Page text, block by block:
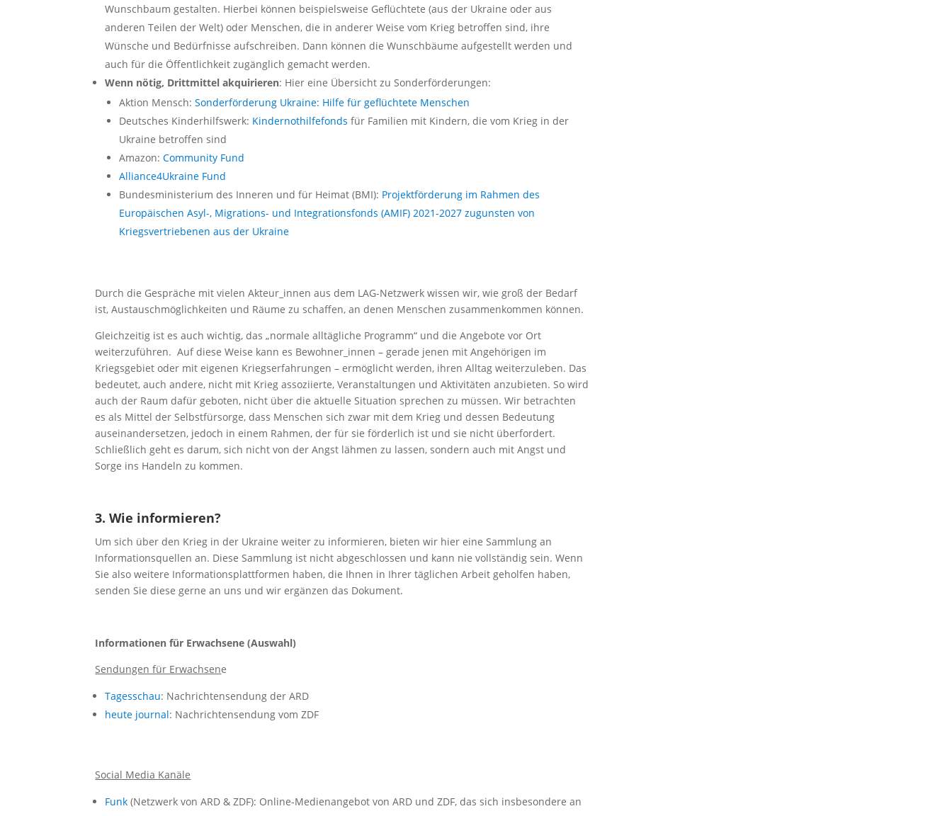
Wunschbaum gestalten. Hierbei können beispielsweise Geflüchtete (aus der Ukraine oder aus
anderen Teilen der Welt) oder Menschen, die in anderer Weise vom Krieg betroffen sind, ihre
Wünsche und Bedürfnisse aufschreiben. Dann können die Wunschbäume aufgestellt werden und
auch für die Öffentlichkeit zugänglich gemacht werden.
Wenn nötig, Drittmittel akquirieren: Hier eine Übersicht zu Sonderförderungen:
Aktion Mensch:Sonderförderung Ukraine: Hilfe für geflüchtete Menschen
Deutsches Kinderhilfswerk: Kindernothilfefondsfür Familien mit Kindern, die vom Krieg in der
Ukraine betroffen sind
Amazon:Community Fund
Alliance4Ukraine Fund
Bundesministerium des Inneren und für Heimat (BMI): Projektförderung im Rahmen des
Europäischen Asyl-, Migrations- und Integrationsfonds (AMIF) 2021-2027 zugunsten von
Kriegsvertriebenen aus der Ukraine
Durch die Gespräche mit vielen Akteur_innen aus dem LAG-Netzwerk wissen wir, wie groß der Bedarf
ist, Austauschmöglichkeiten und Räume zu schaffen, an denen Menschen zusammenkommen können.
Gleichzeitig ist es auch wichtig, das „normale alltägliche Programm“ und die Angebote vor Ort
weiterzuführen. Auf diese Weise kann es Bewohner_innen – gerade jenen mit Angehörigen im
Kriegsgebiet oder mit eigenen Kriegserfahrungen – ermöglicht werden, ihren Alltag weiterzuleben. Das
bedeutet, auch andere, nicht mit Krieg assoziierte, Veranstaltungen und Aktivitäten anzubieten. So wird
auch der Raum dafür geboten, nicht über die aktuelle Situation sprechen zu müssen. Wir betrachten
es als Mittel der Selbstfürsorge, dass Menschen sich zwar mit dem Krieg und dessen Bedeutung
auseinandersetzen, jedoch in einem Rahmen, der für sie förderlich ist und sie nicht überfordert.
Schließlich geht es darum, sich nicht von der Angst lähmen zu lassen, sondern auch mit Angst und
Sorge ins Handeln zu kommen.
3. Wie informieren?
Um sich über den Krieg in der Ukraine weiter zu informieren, bieten wir hier eine Sammlung an
Informationsquellen an. Diese Sammlung ist nicht abgeschlossen und kann nie vollständig sein. Wenn
Sie also weitere Informationsplattformen haben, die Ihnen in Ihrer täglichen Arbeit geholfen haben,
senden Sie diese gerne an uns und wir ergänzen das Dokument.
Informationen für Erwachsene (Auswahl)
Sendungen für Erwachsene
Tagesschau: Nachrichtensendung der ARD
heute journal: Nachrichtensendung vom ZDF
Social Media Kanäle
Funk (Netzwerk von ARD & ZDF): Online-Medienangebot von ARD und ZDF, das sich insbesondere an